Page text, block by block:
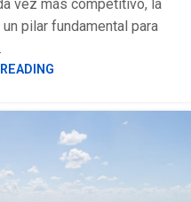
vez más competitivo, la
pilar fundamental para